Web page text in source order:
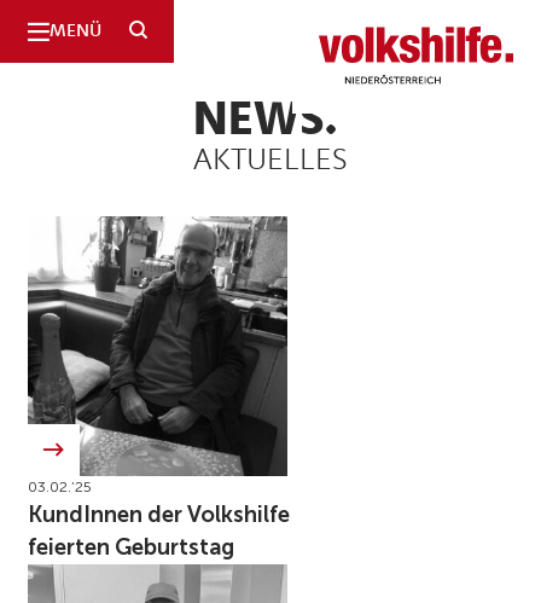
MENÜ SUCHE Niederösterreich
NEWS.
AKTUELLES
03.02.’25
KundInnen der Volkshilfe
feierten Geburtstag